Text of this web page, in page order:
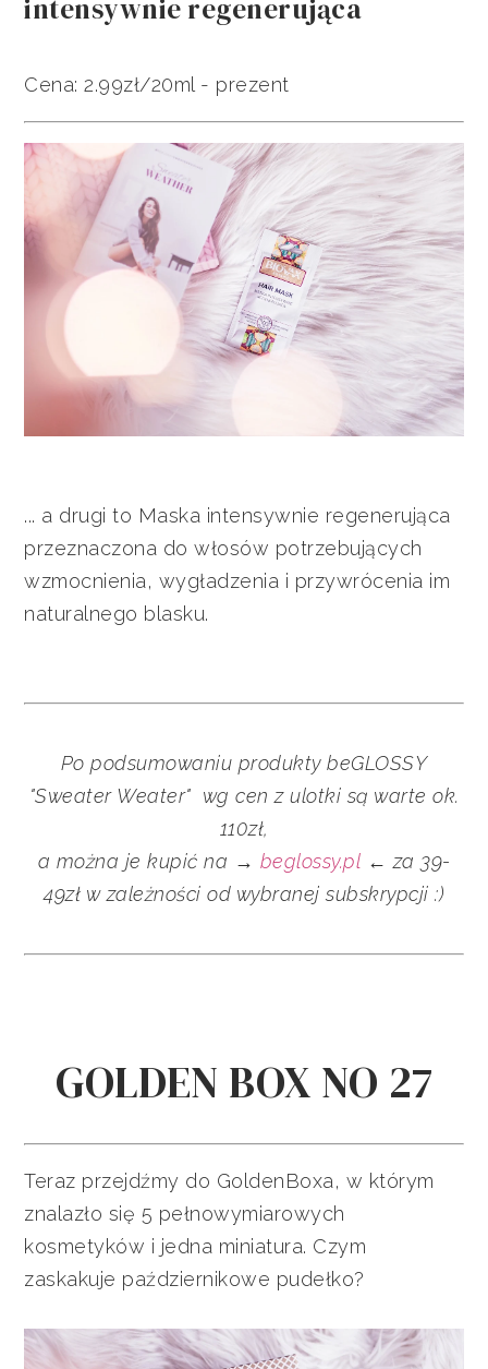
intensywnie regenerująca
Cena: 2.99zł/20ml - prezent
... a drugi to Maska intensywnie regenerująca
przeznaczona do włosów potrzebujących
wzmocnienia, wygładzenia i przywrócenia im
naturalnego blasku.
Po podsumowaniu produktybeGLOSSY
"Sweater Weater" wg cen z ulotki są warte ok.
110zł,
a można je kupić na → beglossy.pl ← za 39-
49zł w zależności od wybranej subskrypcji :)
GOLDEN BOX NO 27
Teraz przejdźmy do GoldenBoxa, w którym
znalazło się 5 pełnowymiarowych
kosmetyków i jedna miniatura. Czym
zaskakuje październikowe pudełko?